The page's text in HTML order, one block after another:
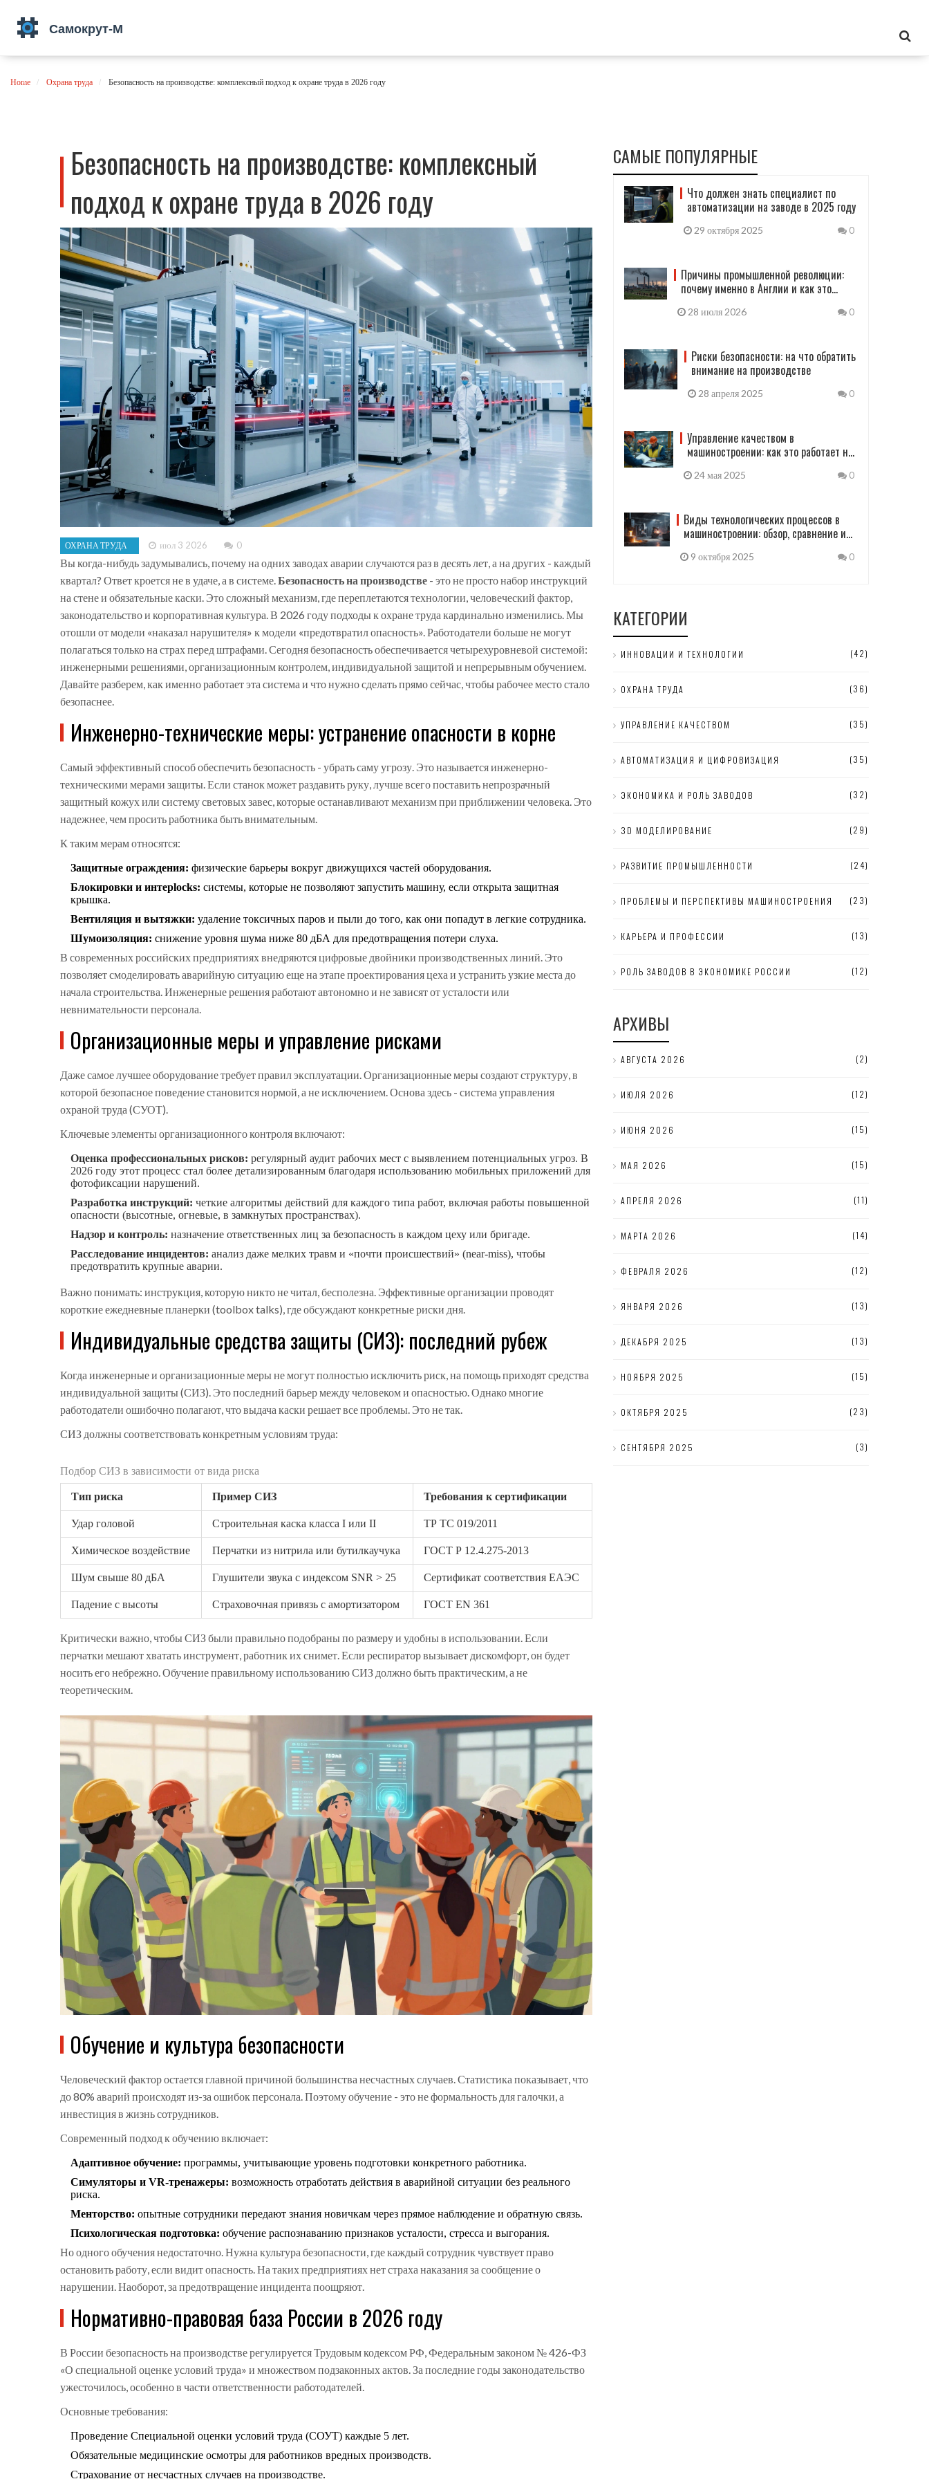
Home Охрана труда Безопасность на производстве: комплексный подход к охране труда в 2026 году
Безопасность на производстве: комплексный
подход к охране труда в 2026 году
ОХРАНА ТРУДА июл 3 2026 0
Вы когда-нибудь задумывались, почему на одних заводах аварии случаются раз в десять лет, а на других - каждый
квартал? Ответ кроется не в удаче, а в системе.Безопасность на производстве - это не просто набор инструкций
на стене и обязательные каски. Это сложный механизм, где переплетаются технологии, человеческий фактор,
законодательство и корпоративная культура.В 2026 году подходы к охране труда кардинально изменились. Мы
отошли от модели «наказал нарушителя» к модели «предотвратил опасность». Работодатели больше не могут
полагаться только на страх перед штрафами. Сегодня безопасность обеспечивается четырехуровневой системой:
инженерными решениями, организационным контролем, индивидуальной защитой и непрерывным обучением.
Давайте разберем, как именно работает эта система и что нужно сделать прямо сейчас, чтобы рабочее место стало
безопаснее.
Инженерно-технические меры: устранение опасности в корне
Самый эффективный способ обеспечить безопасность - убрать саму угрозу. Это называетсяинженерно-
техническими мерами защиты. Если станок может раздавить руку, лучше всего поставить непрозрачный
защитный кожух или систему световых завес, которые останавливают механизм при приближении человека. Это
надежнее, чем просить работника быть внимательным.
К таким мерам относятся:
Защитные ограждения: физические барьеры вокруг движущихся частей оборудования.
Блокировки и интерlocks: системы, которые не позволяют запустить машину, если открыта защитная
крышка.
Вентиляция и вытяжки: удаление токсичных паров и пыли до того, как они попадут в легкие сотрудника.
Шумоизоляция: снижение уровня шума ниже 80 дБА для предотвращения потери слуха.
В современных российских предприятиях внедряются цифровые двойники производственных линий. Это
позволяет смоделировать аварийную ситуацию еще на этапе проектирования цеха и устранить узкие места до
начала строительства. Инженерные решения работают автономно и не зависят от усталости или
невнимательности персонала.
Организационные меры и управление рисками
Даже самое лучшее оборудование требует правил эксплуатации. Организационные меры создают структуру, в
которой безопасное поведение становится нормой, а не исключением. Основа здесь - система управления
охраной труда (СУОТ).
Ключевые элементы организационного контроля включают:
Оценка профессиональных рисков: регулярный аудит рабочих мест с выявлением потенциальных угроз. В
2026 году этот процесс стал более детализированным благодаря использованию мобильных приложений для
фотофиксации нарушений.
Разработка инструкций: четкие алгоритмы действий для каждого типа работ, включая работы повышенной
опасности (высотные, огневые, в замкнутых пространствах).
Надзор и контроль: назначение ответственных лиц за безопасность в каждом цеху или бригаде.
Расследование инцидентов: анализ даже мелких травм и «почти происшествий» (near-miss), чтобы
предотвратить крупные аварии.
Важно понимать: инструкция, которую никто не читал, бесполезна. Эффективные организации проводят
короткие ежедневные планерки (toolbox talks), где обсуждают конкретные риски дня.
Индивидуальные средства защиты (СИЗ): последний рубеж
Когда инженерные и организационные меры не могут полностью исключить риск, на помощь приходятсредства
индивидуальной защиты (СИЗ). Это последний барьер между человеком и опасностью. Однако многие
работодатели ошибочно полагают, что выдача каски решает все проблемы. Это не так.
СИЗ должны соответствовать конкретным условиям труда:
Подбор СИЗ в зависимости от вида риска
Тип риска Пример СИЗ Требования к сертификации
Удар головой Строительная каска класса I или II ТР ТС 019/2011
Химическое воздействие Перчатки из нитрила или бутилкаучука ГОСТ Р 12.4.275-2013
Шум свыше 80 дБА Глушители звука с индексом SNR > 25 Сертификат соответствия ЕАЭС
Падение с высоты Страховочная привязь с амортизатором ГОСТ EN 361
Критически важно, чтобы СИЗ были правильно подобраны по размеру и удобны в использовании. Если
перчатки мешают хватать инструмент, работник их снимет. Если респиратор вызывает дискомфорт, он будет
носить его небрежно. Обучение правильному использованию СИЗ должно быть практическим, а не
теоретическим.
Обучение и культура безопасности
Человеческий фактор остается главной причиной большинства несчастных случаев. Статистика показывает, что
до 80% аварий происходят из-за ошибок персонала. Поэтому обучение - это не формальность для галочки, а
инвестиция в жизнь сотрудников.
Современный подход к обучению включает:
Адаптивное обучение: программы, учитывающие уровень подготовки конкретного работника.
Симуляторы и VR-тренажеры: возможность отработать действия в аварийной ситуации без реального
риска.
Менторство: опытные сотрудники передают знания новичкам через прямое наблюдение и обратную связь.
Психологическая подготовка: обучение распознаванию признаков усталости, стресса и выгорания.
Но одного обучения недостаточно. Нужна культура безопасности, где каждый сотрудник чувствует право
остановить работу, если видит опасность. На таких предприятиях нет страха наказания за сообщение о
нарушении. Наоборот, за предотвращение инцидента поощряют.
Нормативно-правовая база России в 2026 году
В России безопасность на производстве регулируется Трудовым кодексом РФ, Федеральным законом № 426-ФЗ
«О специальной оценке условий труда» и множеством подзаконных актов. За последние годы законодательство
ужесточилось, особенно в части ответственности работодателей.
Основные требования:
Проведение Специальной оценки условий труда (СОУТ) каждые 5 лет.
Обязательные медицинские осмотры для работников вредных производств.
Страхование от несчастных случаев на производстве.
САМЫЕ ПОПУЛЯРНЫЕ
Что должен знать специалист по
автоматизации на заводе в 2025 году
29 октября 2025 0
Причины промышленной революции:
почему именно в Англии и как это
28 июля 2026 0
Риски безопасности: на что обратить
внимание на производстве
28 апреля 2025 0
Управление качеством в
машиностроении: как это работает на
24 мая 2025 0
Виды технологических процессов в
машиностроении: обзор, сравнение и
9 октября 2025 0
КАТЕГОРИИ
ИННОВАЦИИ И ТЕХНОЛОГИИ (42)
ОХРАНА ТРУДА (36)
УПРАВЛЕНИЕ КАЧЕСТВОМ (35)
АВТОМАТИЗАЦИЯ И ЦИФРОВИЗАЦИЯ (35)
ЭКОНОМИКА И РОЛЬ ЗАВОДОВ (32)
3D МОДЕЛИРОВАНИЕ (29)
РАЗВИТИЕ ПРОМЫШЛЕННОСТИ (24)
ПРОБЛЕМЫ И ПЕРСПЕКТИВЫ МАШИНОСТРОЕНИЯ (23)
КАРЬЕРА И ПРОФЕССИИ (13)
РОЛЬ ЗАВОДОВ В ЭКОНОМИКЕ РОССИИ (12)
АРХИВЫ
АВГУСТА 2026 (2)
ИЮЛЯ 2026 (12)
ИЮНЯ 2026 (15)
МАЯ 2026 (15)
АПРЕЛЯ 2026 (11)
МАРТА 2026 (14)
ФЕВРАЛЯ 2026 (12)
ЯНВАРЯ 2026 (13)
ДЕКАБРЯ 2025 (13)
НОЯБРЯ 2025 (15)
ОКТЯБРЯ 2025 (23)
СЕНТЯБРЯ 2025 (3)